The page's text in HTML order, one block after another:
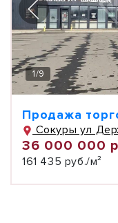
1/9
Продажа
Сокуры ул
36 000 000
161 435 руб./м²